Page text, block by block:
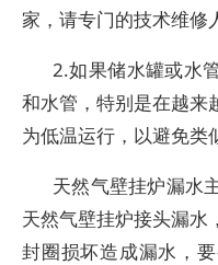
家，请专门的技术维修
2.如果储水罐或水
和水管，特别是在越来
为低温运行，以避免类
天然气壁挂炉漏水
天然气壁挂炉接头漏水
封圈损坏造成漏水，